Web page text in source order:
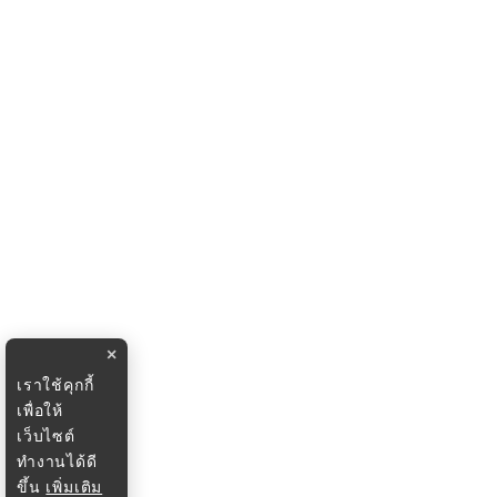
×
เราใช้คุกกี้
เพื่อให้
เว็บไซต์
ทำงานได้ดี
ขึ้น เพิ่มเติม